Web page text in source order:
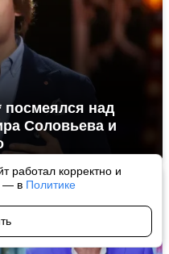
работал корректно и
— в Политике
над
Соловьева и